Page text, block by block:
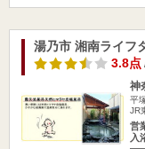
湯乃市 湘南ライフ
3.8点
神
平
JR
営
入